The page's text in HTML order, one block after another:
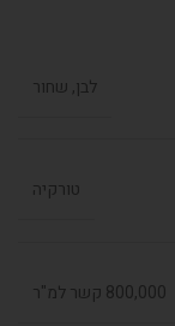
לבן, שחור
טורקיה
800,000 קשר למ"ר